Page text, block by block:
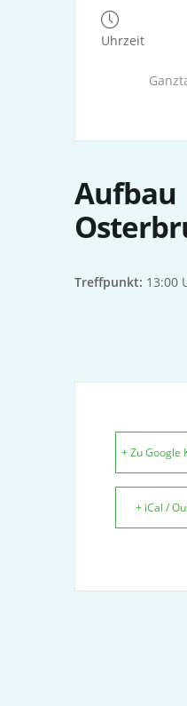
Uhrzeit
Aufbau
Treffpunkt: 13:00
+ Zu Google
+ iCal /